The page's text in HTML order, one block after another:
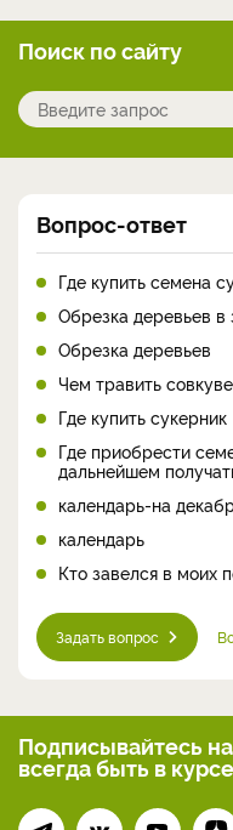
Поиск по сайту
Вопрос-ответ
Где купить семена
Обрезка деревьев
Обрезка деревьев
Чем травить
Где купить сукерник
Где приобрести
дальнейшем
календарь-на
календарь
Кто завелся в моих
Задать вопрос
Подписывайтесь
всегдабыть в